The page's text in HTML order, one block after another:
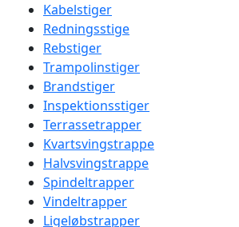
Kabelstiger
Redningsstige
Rebstiger
Trampolinstiger
Brandstiger
Inspektionsstiger
Terrassetrapper
Kvartsvingstrappe
Halvsvingstrappe
Spindeltrapper
Vindeltrapper
Ligeløbstrapper